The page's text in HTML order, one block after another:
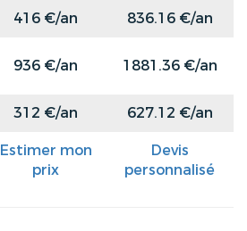
416 €/an
836.16 €/an
936 €/an 1881.36 €/an
312 €/an 627.12 €/an
Estimer mon
prix
Devis
personnalisé